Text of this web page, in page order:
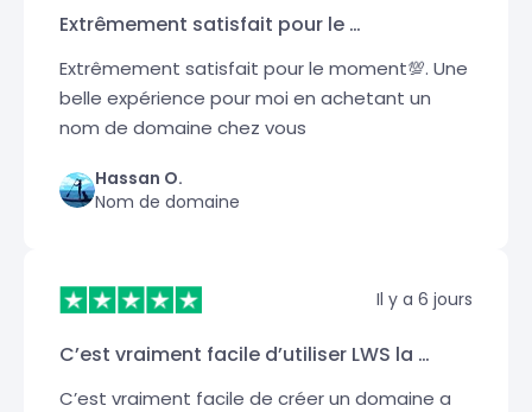
Extrêmement satisfait pour le …
Extrêmement satisfait pour le moment💯. Une
belle expérience pour moi en achetant un
nom de domaine chez vous
Hassan O.
Nom de domaine
Il y a 6 jours
C’est vraiment facile d’utiliser LWS la …
C’est vraiment facile de créer un domaine a